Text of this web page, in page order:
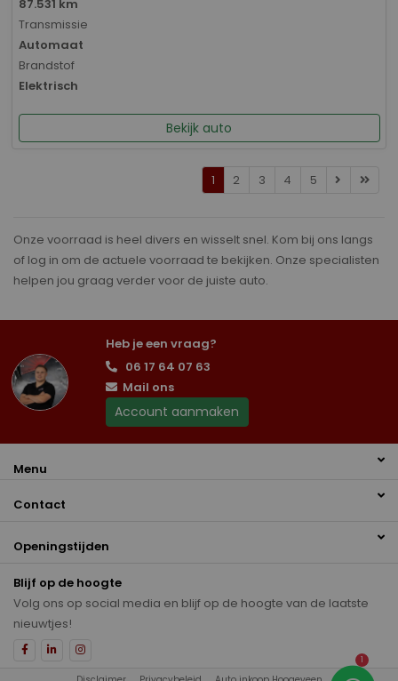
87.531 km
Transmissie
Automaat
Brandstof
Elektrisch
Bekijk auto
1 2 3 4 5
Onze voorraad is heel divers en wisselt snel. Kom bij ons langs
of log in om de actuele voorraad te bekijken. Onze specialisten
helpen jou graag verder voor de juiste auto.
Heb je een vraag?
06 17 64 07 63
Mail ons
Account aanmaken
Menu
Contact
Openingstijden
Blijf op de hoogte
Volg ons op social media en blijf op de hoogte van de laatste
nieuwtjes!
1